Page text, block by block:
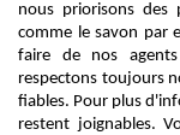
nous priorisons des
comme le savon par
faire de nos
respectons toujours
fiables. Pour plus
restent joignables.